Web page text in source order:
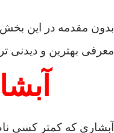
بدون مقدمه در این
معرفی بهترین و دیدنی
آبشاری که کمتر کسی